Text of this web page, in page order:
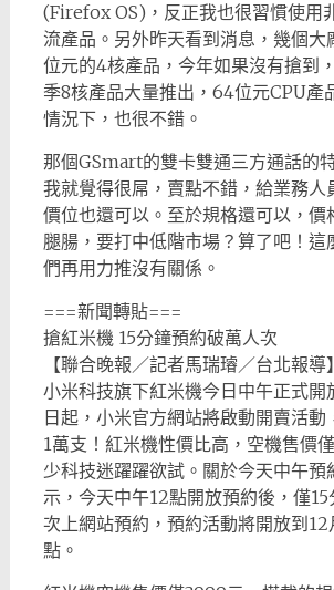
(Firefox OS)，反正我也很習慣使用
流產品。另外昨天看到消息，幾個
位元的4核產品，今年如果沒有搶到
季8核產品大量推出，64位元CPU產
情況下，也很不錯。
那個GSmart的雙卡雙通三方通話的
我就覺得很屌，賣點不錯，給業務人
價位也還可以。至於規格還可以，價
腿腸，要打中低階市場？算了吧！這
們再用力推沒有關係。
===新聞轉貼===
搶紅米機 15分鐘預約破萬人次
【聯合晚報／記者馬瑞璿／台北報導】
小米科技旗下紅米機今日中午正式開
日起，小米官方網站將啟動開賣活動
1萬支！紅米機性價比高，空機售價
少科技迷躍躍欲試。關於今天中午預
示，今天中午12點開放預約後，僅15
次上網站預約，預約活動將開放到
點。